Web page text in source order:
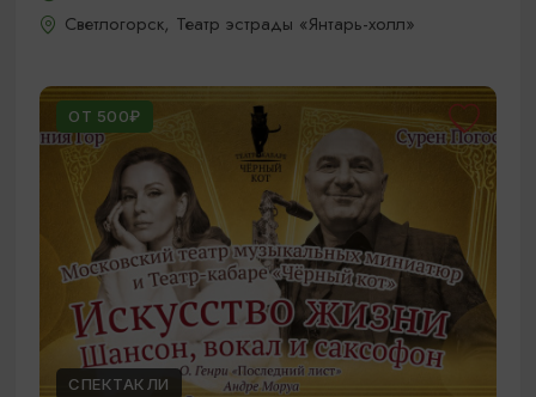
Светлогорск, Театр эстрады «Янтарь-холл»
ОТ 500₽
СПЕКТАКЛИ